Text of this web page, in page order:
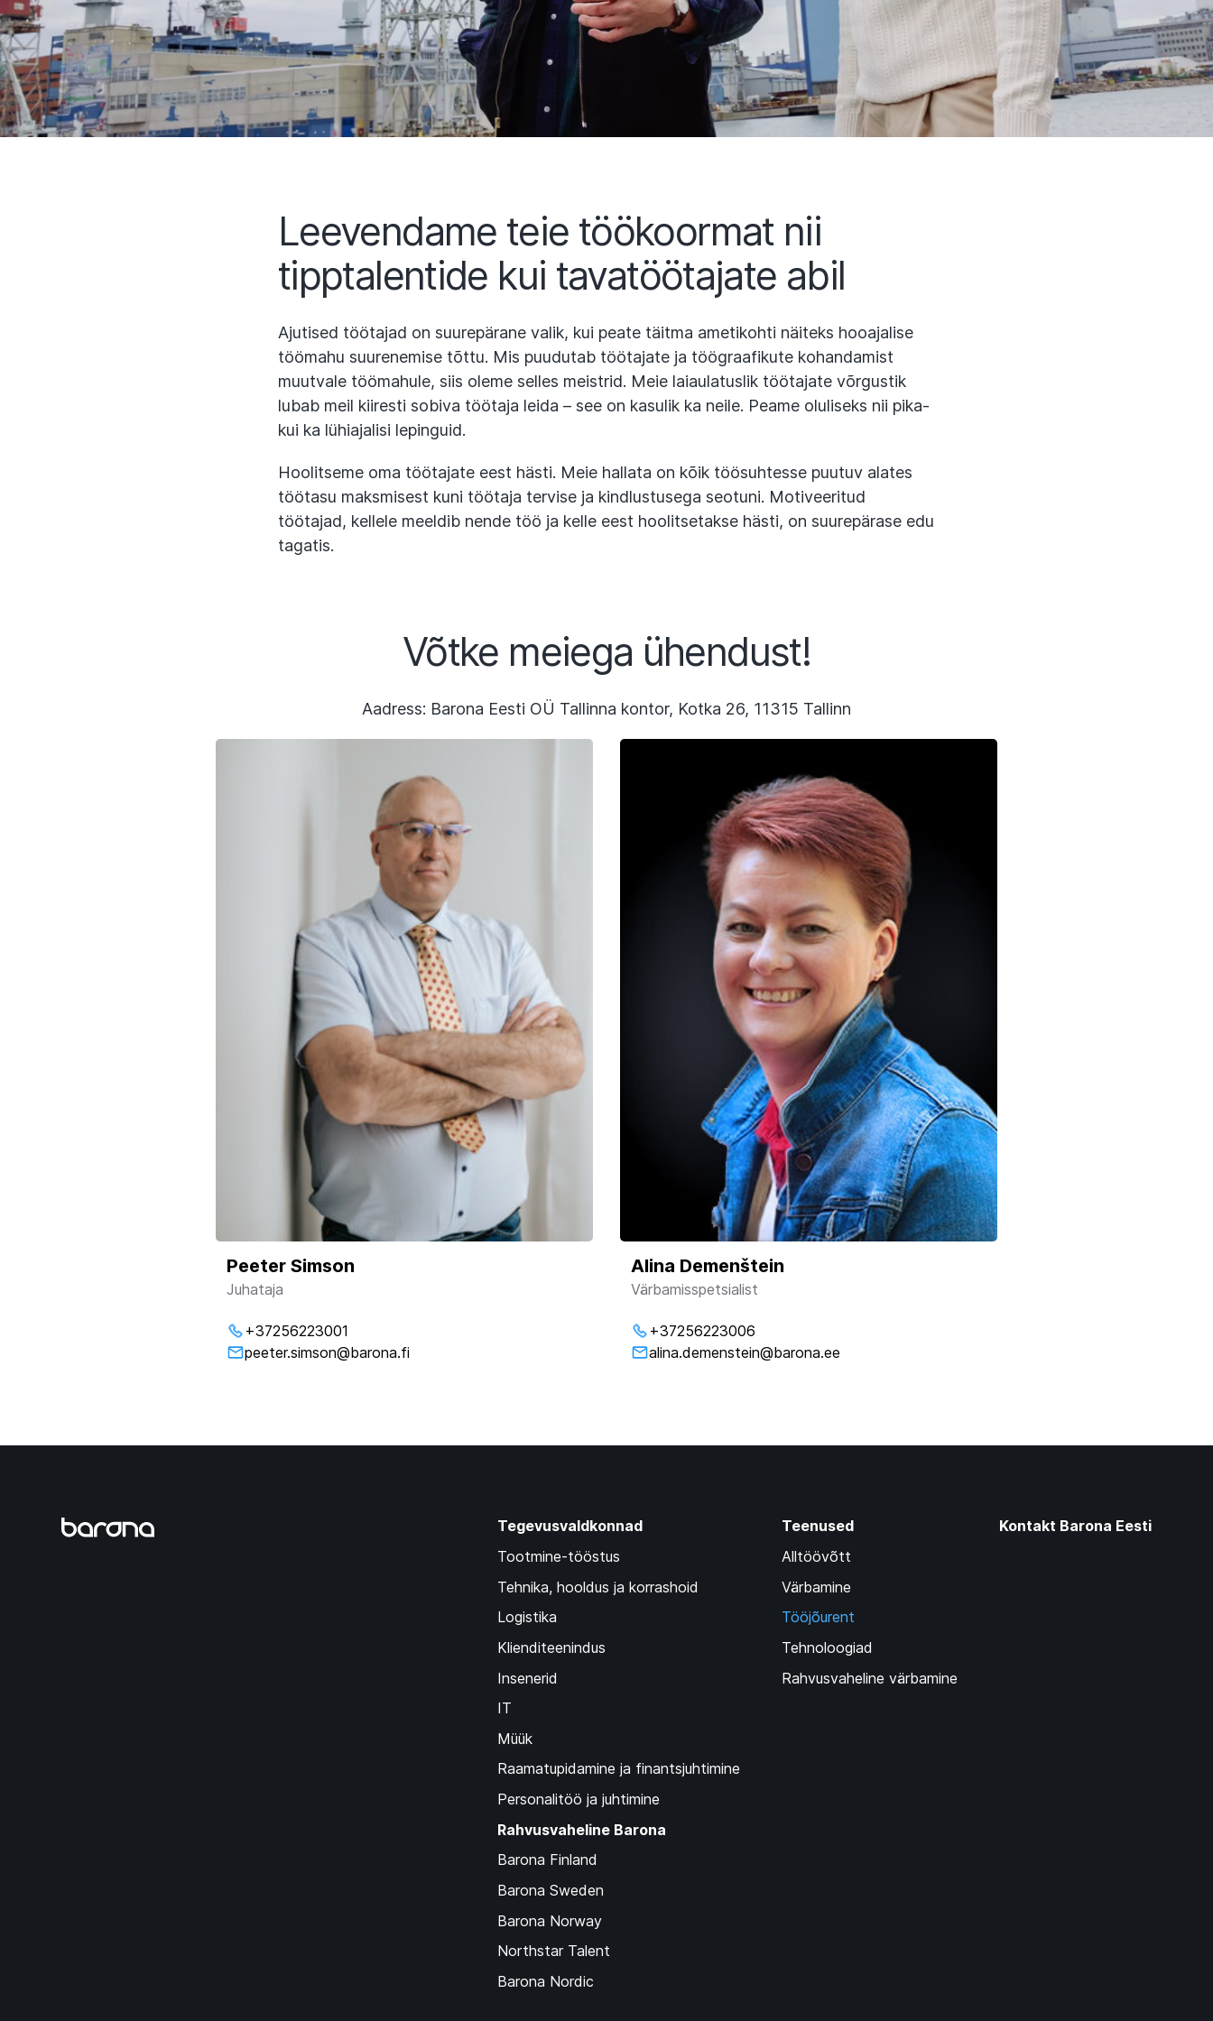
Leevendame teie töökoormat nii
tipptalentide kui tavatöötajate abil
Ajutised töötajad on suurepärane valik, kui peate täitma ametikohti näiteks hooajalise
töömahu suurenemise tõttu. Mis puudutab töötajate ja töögraafikute kohandamist
muutvale töömahule, siis oleme selles meistrid. Meie laiaulatuslik töötajate võrgustik
lubab meil kiiresti sobiva töötaja leida – see on kasulik ka neile. Peame oluliseks nii pika-
kui ka lühiajalisi lepinguid.
Hoolitseme oma töötajate eest hästi. Meie hallata on kõik töösuhtesse puutuv alates
töötasu maksmisest kuni töötaja tervise ja kindlustusega seotuni. Motiveeritud
töötajad, kellele meeldib nende töö ja kelle eest hoolitsetakse hästi, on suurepärase edu
tagatis.
Võtke meiega ühendust!
Aadress: Barona Eesti OÜ Tallinna kontor, Kotka 26, 11315 Tallinn
Peeter Simson
Juhataja
+37256223001
peeter.simson@barona.fi
Alina Demenštein
Värbamisspetsialist
+37256223006
alina.demenstein@barona.ee
Tegevusvaldkonnad
Tootmine-tööstus
Tehnika, hooldus ja korrashoid
Logistika
Klienditeenindus
Insenerid
IT
Müük
Raamatupidamine ja finantsjuhtimine
Personalitöö ja juhtimine
Teenused
Alltöövõtt
Värbamine
Tööjõurent
Tehnoloogiad
Rahvusvaheline värbamine
Kontakt Barona Eesti
Rahvusvaheline Barona
Barona Finland
Barona Sweden
Barona Norway
Northstar Talent
Barona Nordic